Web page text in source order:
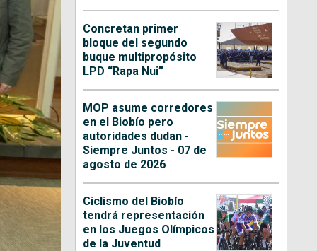
Concretan primer
bloque del segundo
buque multipropósito
LPD “Rapa Nui”
MOP asume corredores
en el Biobío pero
autoridades dudan -
Siempre Juntos - 07 de
agosto de 2026
Ciclismo del Biobío
tendrá representación
en los Juegos Olímpicos
de la Juventud